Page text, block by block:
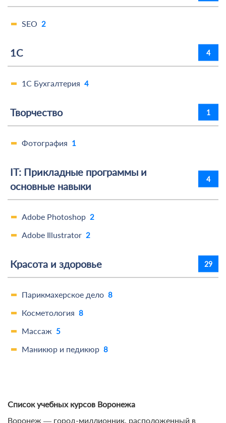
SEO 2
1С 4
1С Бухгалтерия 4
Творчество 1
Фотография 1
IT: Прикладные программы и
основные навыки
4
Adobe Photoshop 2
Adobe Illustrator 2
Красота и здоровье 29
Парикмахерское дело 8
Косметология 8
Массаж 5
Маникюр и педикюр 8
Список учебных курсов Воронежа
Воронеж ― город-миллионник, расположенный в